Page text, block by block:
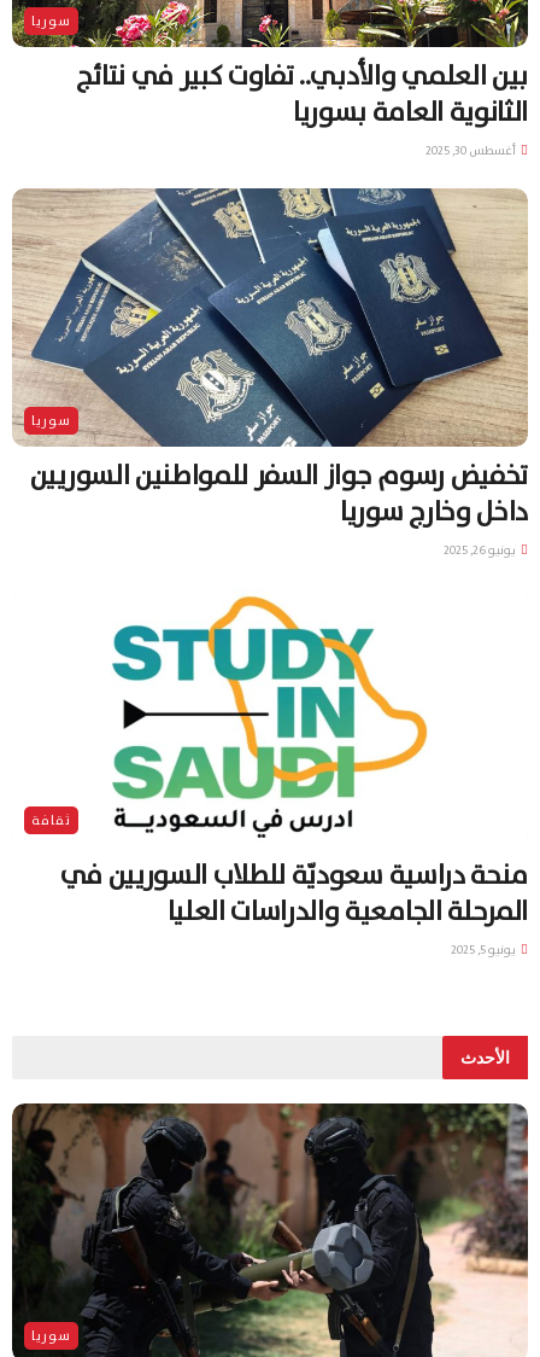
سوريا
بين العلمي والأدبي.. تفاوت كبير في نتائج
الثانوية العامة بسوريا
أغسطس 30, 2025
سوريا
تخفيض رسوم جواز السفر للمواطنين السوريين
داخل وخارج سوريا
يونيو 26, 2025
ثقافة
منحة دراسية سعوديّة للطلاب السوريين في
المرحلة الجامعية والدراسات العليا
يونيو 5, 2025
الأحدث
سوريا